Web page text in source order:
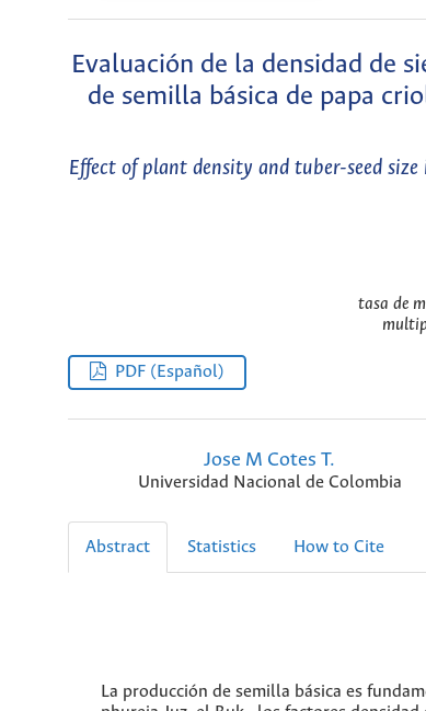
Evaluación de la densidad de
de semilla básica de papa
Effect of plant density and tuber-seed
tasa de
PDF (Español)
Jose M Cotes T.
Universidad Nacional de Colombia
Abstract Statistics How to Cite
La producción de semilla básica es